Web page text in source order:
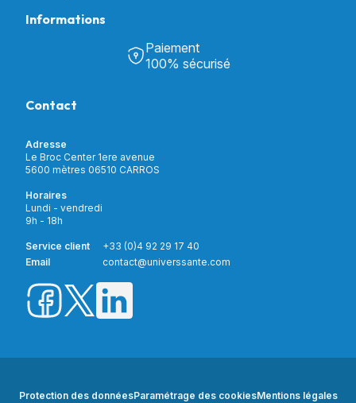
Puériculture
Incontinence
Soins & Diagnostic
Aide à la mobilité
Matériel de location
Nouveautés
Promotions
Prix barrés
Informations
Découvrir Univers Santé
Notre catalogue
Mon compte
Livraison et paiement
Paiement
100% sécurisé
Contact
Adresse
Le Broc Center 1ere avenue
5600 mètres 06510 CARROS
Horaires
Lundi - vendredi
9h - 18h
Service client
+33 (0)4 92 29 17 40
Email
contact@universsante.com
Protection des donnéesParamétrage des cookiesMentions légales